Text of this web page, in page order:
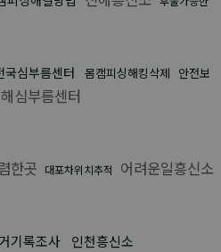
국심부름센터 몸캠피싱해킹삭제 안전보
심부름센터
한곳 대포차위치추적 어려운일흥신소
기록조사 인천흥신소